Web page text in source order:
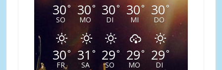
30°
SO
30°
MO
30°
DI
30°
MI
30°
DO
30°
FR
31 °
SA
29°
SO
29°
MO
29°
DI